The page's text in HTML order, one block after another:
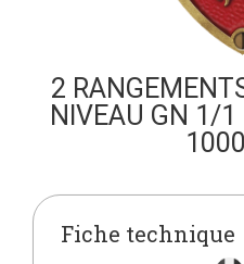
2
NIVEAU GN 1/1
Fiche technique